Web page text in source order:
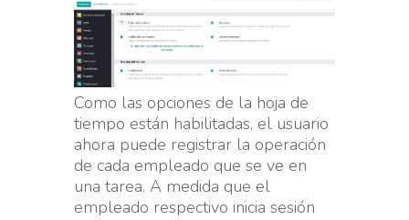
Como las opciones de la hoja de
tiempo están habilitadas, el usuario
ahora puede registrar la operación
de cada empleado que se ve en
una tarea. A medida que el
empleado respectivo inicia sesión